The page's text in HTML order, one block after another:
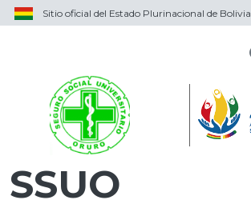
Sitio oficial del Estado Plurinacional de Bolivia
SSUO